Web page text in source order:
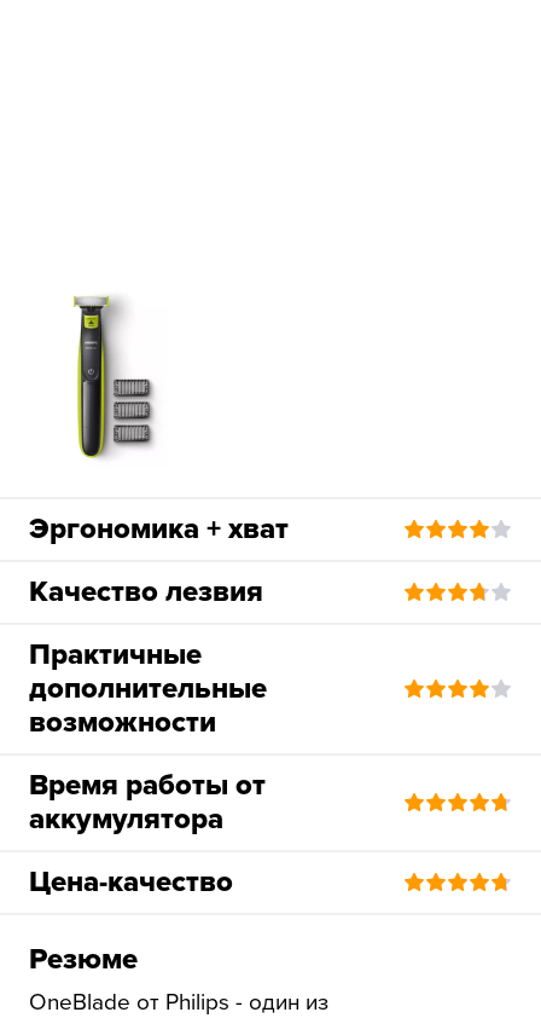
Эргономика + хват
Качество лезвия
Практичные
дополнительные
возможности
Время работы от
аккумулятора
Цена-качество
Резюме
OneBlade от Philips - один из